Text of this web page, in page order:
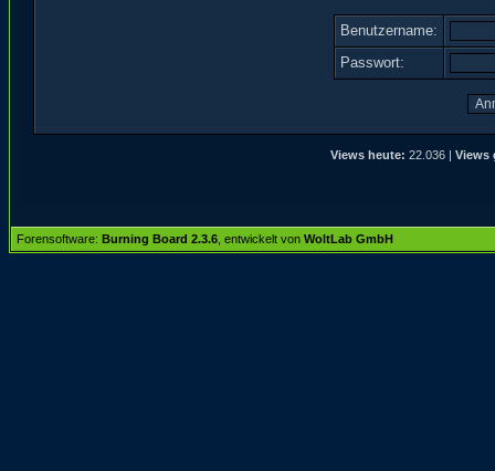
Benutzername:
Passwort:
Views heute: 22.036 | Views
Forensoftware: Burning Board 2.3.6 , entwickelt von WoltLab GmbH